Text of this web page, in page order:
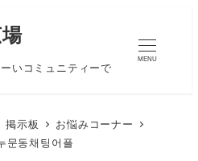
いコミュニティーで
MENU
示板
お悩みコーナー
문동채팅어플